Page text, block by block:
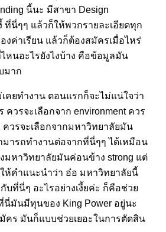
นี้นะ มีสาขา Design
ที่นี่ๆๆ แล้วก็ให้พวกรายละเอียดทุก
องค่าเรียน แล้วก็ต้องสมัครเมื่อไหร่
หนอะไรยังไงบ้าง คือข้อมูลมัน
มาก
คยทำงาน ตอนแรกก็จะไม่แน่ใจว่า
ควรจะเลือกจาก environment ควร
ควรจะเลือกจากมหาวิทยาลัยมัน
มารถทำงานต่อจากที่นี่ๆๆ ได้เหมือน
มหาวิทยาลัยมันค่อนข้าง strong แต่
ห้คำแนะนำว่า อ๋อ มหาวิทยาลัยนี้
บที่นี่ๆ อะไรอย่างเงี้ยค่ะ ก็คือช่วย
นี่มันมีทุนของ King Power อยู่นะ
มัคร มันก็แบบช่วยเยอะในการตัดสิน